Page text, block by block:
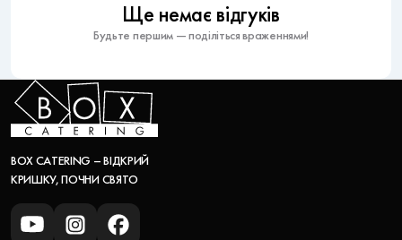
Ще немає відгуків
Будьте першим — поділіться враженнями!
BOX CATERING – ВІДКРИЙ
КРИШКУ, ПОЧНИ СВЯТО